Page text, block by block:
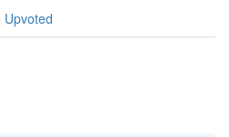
Upvoted